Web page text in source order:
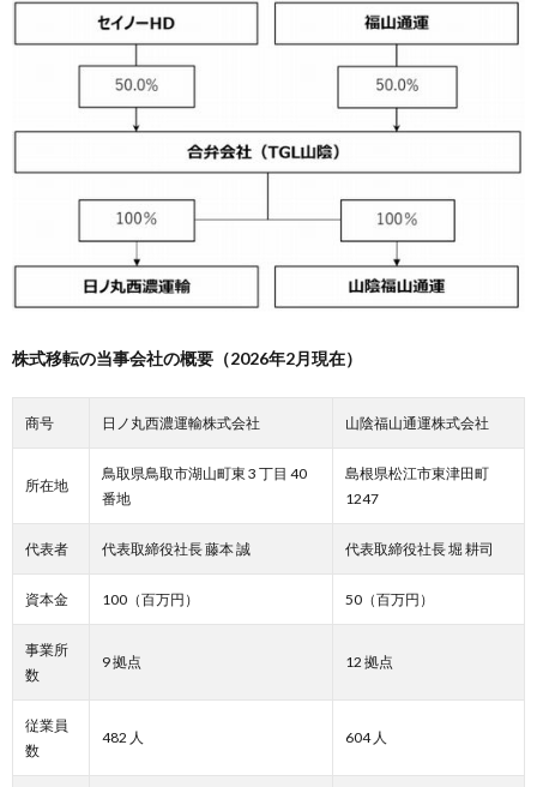
株式移転の当事会社の概要（2026年2月現在）
商号 日ノ丸西濃運輸株式会社 山陰福山通運株式会社
所在地
鳥取県鳥取市湖山町東 3 丁目 40
番地
島根県松江市東津田町
1247
代表者 代表取締役社長 藤本 誠 代表取締役社長 堀 耕司
資本金 100（百万円） 50（百万円）
事業所
数
9 拠点 12 拠点
従業員
数
482 人 604 人